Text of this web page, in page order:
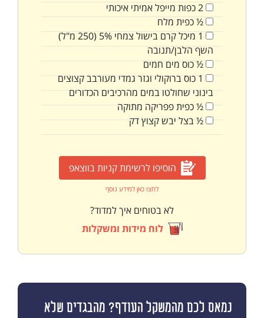
2כפות מייפל אמיתי איכותי
½כפית מלח
1
מיכל קרם בישול צמחי 5% (250 מ"ל)
השף הלבן/תנובה
½כוס מים חמים
1 כוסברוקולי וגזר גמדי מעורבב קצוצים
בינוני שחולטו במים מהרכיבים הכדורים
½כפיתפפריקה מתוקה
½בצל יבש קצוץ דק
הוסיפו לרשימת קניות בווצאפ
לחצו כאן למידע נוסף
לא בטוחים איך למדוד?
לוח מידות ומשקלות
נמאס לכם מהמשקל העודף? מהבגדים שלא